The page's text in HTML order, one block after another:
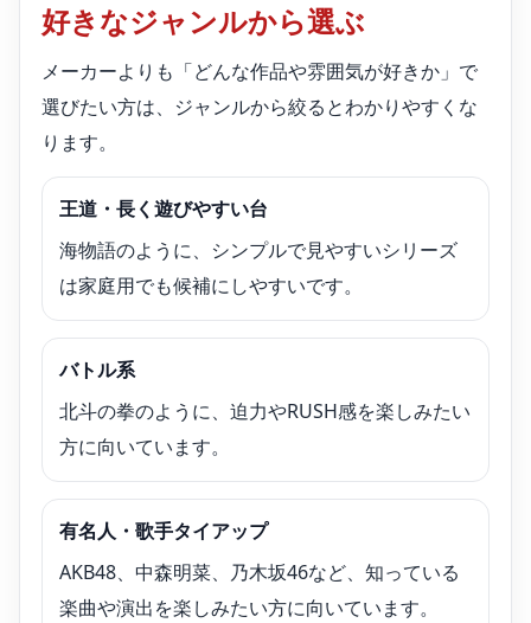
好きなジャンルから選ぶ
メーカーよりも「どんな作品や雰囲気が好きか」で
選びたい方は、ジャンルから絞るとわかりやすくな
ります。
王道・長く遊びやすい台
海物語のように、シンプルで見やすいシリーズ
は家庭用でも候補にしやすいです。
バトル系
北斗の拳のように、迫力やRUSH感を楽しみたい
方に向いています。
有名人・歌手タイアップ
AKB48、中森明菜、乃木坂46など、知っている
楽曲や演出を楽しみたい方に向いています。